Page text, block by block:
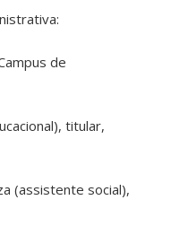
de
titular,
(assistente social),